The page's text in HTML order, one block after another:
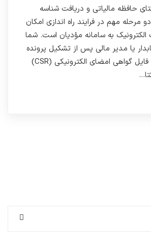
حافظه مالیاتی و دریافت شناسه
مرحله مهم در فرایند راه اندازی امکان
به سامانه مؤدیان است. شما
یا مدیر مالی پس از تشکیل پرونده
مالیاتی و دریافت فایل گواهی امضای الکترونیکی (CSR)